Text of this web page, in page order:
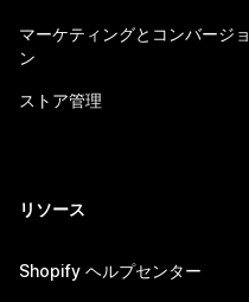
マーケティングとコンバージョ
ン
ストア管理
リソース
Shopify ヘルプセンター